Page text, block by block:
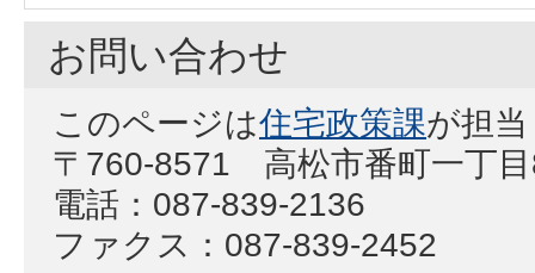
お問い合わせ
このページは住宅政策課が担
〒760-8571 高松市番町一丁
電話：087-839-2136
ファクス：087-839-2452